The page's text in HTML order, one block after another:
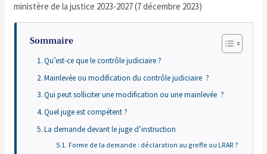
ministère de la justice 2023-2027 (7 décembre 2023)
Sommaire
Qu’est-ce que le contrôle judiciaire ?
Mainlevée ou modification du contrôle judiciaire ?
Qui peut solliciter une modification ou une mainlevée ?
Quel juge est compétent ?
La demande devant le juge d’instruction
Forme de la demande : déclaration au greffe ou LRAR ?